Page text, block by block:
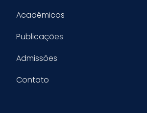
Acadêmicos
Publicações
Admissões
Contato